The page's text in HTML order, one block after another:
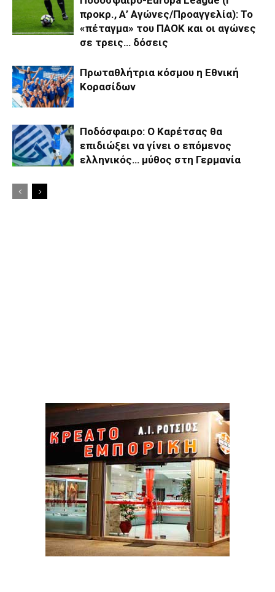
προκρ., Α’ Αγώνες/Προαγγελία): Το
«πέταγμα» του ΠΑΟΚ και οι αγώνες
σε τρεις… δόσεις
Πρωταθλήτρια κόσμου η Εθνική
Κορασίδων
Ποδόσφαιρο: Ο Καρέτσας θα
επιδιώξει να γίνει ο επόμενος
ελληνικός… μύθος στη Γερμανία